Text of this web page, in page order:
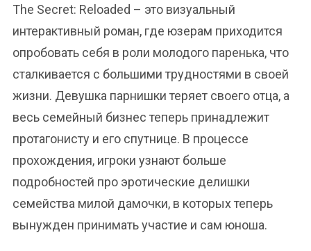
The Secret: Reloaded – это визуальный
интерактивный роман, где юзерам приходится
опробовать себя в роли молодого паренька, что
сталкивается с большими трудностями в своей
жизни. Девушка парнишки теряет своего отца, а
весь семейный бизнес теперь принадлежит
протагонисту и его спутнице. В процессе
прохождения, игроки узнают больше
подробностей про эротические делишки
семейства милой дамочки, в которых теперь
вынужден принимать участие и сам юноша.